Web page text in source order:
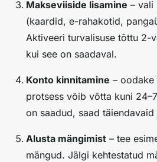
Makseviiside lisamine – vali
(kaardid, e-rahakotid,
Aktiveeri turvalisuse tõttu 2-
kui see on saadaval.
Konto kinnitamine – oodake
protsess võib võtta kuni
on saadud, saad täiendavaid
Alusta mängimist – tee
mängud. Jälgi kehtestatud